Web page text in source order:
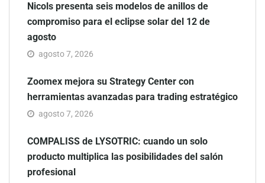
Nicols presenta seis modelos de anillos de
compromiso para el eclipse solar del 12 de
agosto
agosto 7, 2026
Zoomex mejora su Strategy Center con
herramientas avanzadas para trading estratégico
agosto 7, 2026
COMPALISS de LYSOTRIC: cuando un solo
producto multiplica las posibilidades del salón
profesional